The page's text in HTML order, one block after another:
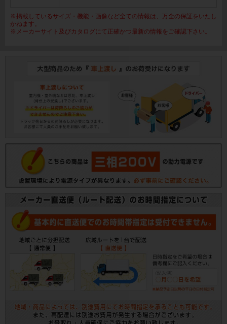
※掲載しているサイズ・機能・画像など全ての情報は、万全の保証をいたし
かねます。
※メーカーサイト及びカタログにて正確かつ最新の情報をご確認下さい。